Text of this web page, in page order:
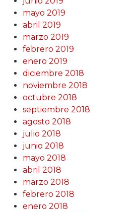
mayo 2019
abril 2019
marzo 2019
febrero 2019
enero 2019
diciembre 2018
noviembre 2018
octubre 2018
septiembre 2018
agosto 2018
julio 2018
junio 2018
mayo 2018
abril 2018
marzo 2018
febrero 2018
enero 2018